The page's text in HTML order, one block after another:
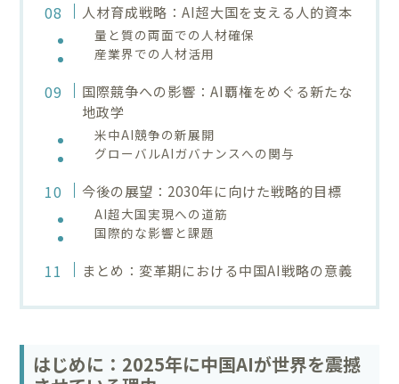
人材育成戦略：AI超大国を支える人的資本
量と質の両面での人材確保
産業界での人材活用
国際競争への影響：AI覇権をめぐる新たな
地政学
米中AI競争の新展開
グローバルAIガバナンスへの関与
今後の展望：2030年に向けた戦略的目標
AI超大国実現への道筋
国際的な影響と課題
まとめ：変革期における中国AI戦略の意義
はじめに：2025年に中国AIが世界を震撼